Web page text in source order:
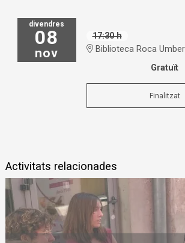
divendres
08
nov
17:30 h
Biblioteca Roca
Gratuït
Finalitzat
Activitats relacionades